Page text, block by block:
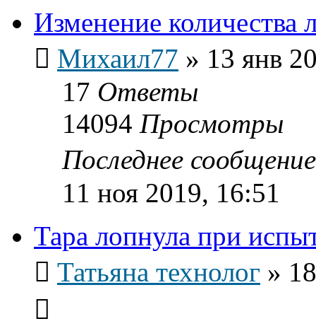
Изменение количества
Михаил77 » 13 янв
17 Ответы
14094 Просмотры
Последнее
11 ноя 2019, 16:51
Тара лопнула при
Татьяна технолог »